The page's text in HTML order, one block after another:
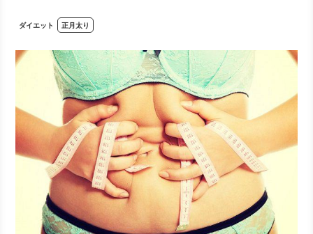
ダイエット 正月太り